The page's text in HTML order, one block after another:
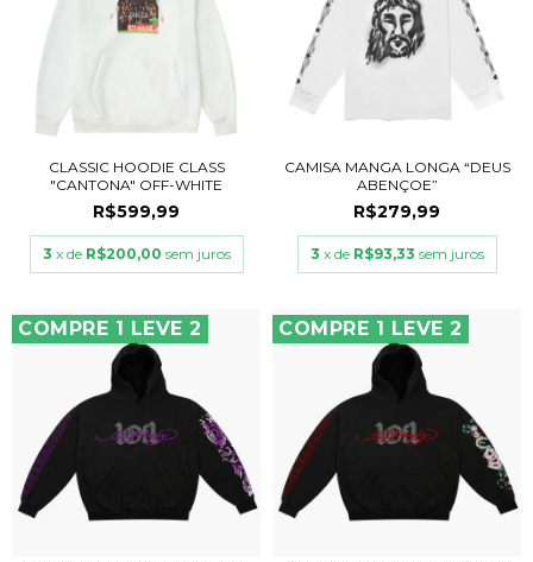
CLASSIC HOODIE CLASS
"CANTONA" OFF-WHITE
R$599,99
3 x de R$200,00 sem juros
CAMISA MANGA LONGA “DEUS
ABENÇOE”
R$279,99
3 x de R$93,33 sem juros
COMPRE 1 LEVE 2 COMPRE 1 LEVE 2